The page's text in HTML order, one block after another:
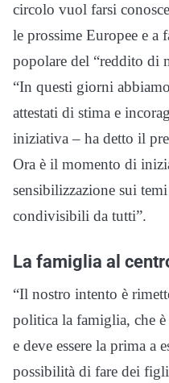
circolo vuol farsi
le prossime Europee e a
popolare del “reddito di
“In questi giorni
attestati di stima e
iniziativa – ha detto il
Ora è il momento di
sensibilizzazione sui
condivisibili da tutti”.
La famiglia al
“Il nostro intento è
politica la famiglia, che
e deve essere la prima a
possibilità di fare dei